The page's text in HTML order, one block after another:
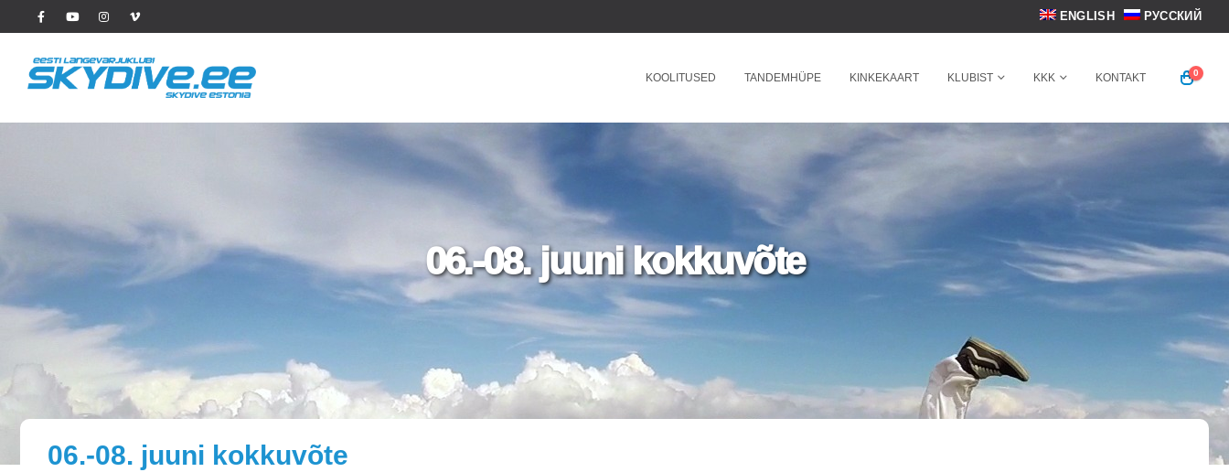
ENGLISH РУССКИЙ
KOOLITUSED TANDEMHÜPE KINKEKAART KLUBIST KKK KONTAKT 0
06.-08. juuni kokkuvõte
06.-08. juuni kokkuvõte